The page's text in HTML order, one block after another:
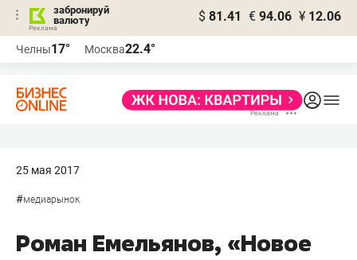
забронируй
валюту
$ 81.41 € 94.06 ¥ 12.06
Челны17° Москва22.4°
25 мая 2017
#медиарынок
Роман Емельянов, «Новое